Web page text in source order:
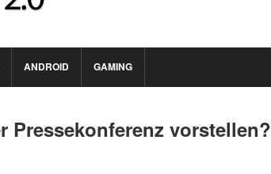
ANDROID GAMING
Pressekonferenz vorstellen?